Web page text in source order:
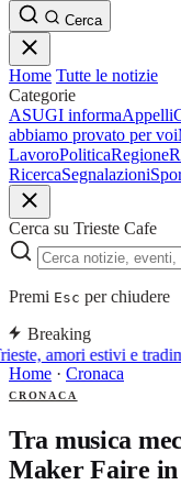
Cerca
Home Tutte le notizie
Categorie
ASUGI informaAppelli
abbiamo provato per voi
LavoroPoliticaRegione
RicercaSegnalazioni
Cerca su Trieste Cafe
Premi Esc per chiudere
Breaking
amori estivi e
Home · Cronaca
CRONACA
Tra musica
Maker Faire in